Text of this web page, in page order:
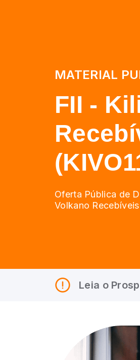
MATERIAL
FII -
Oferta Pública de
Volkano
Leia o